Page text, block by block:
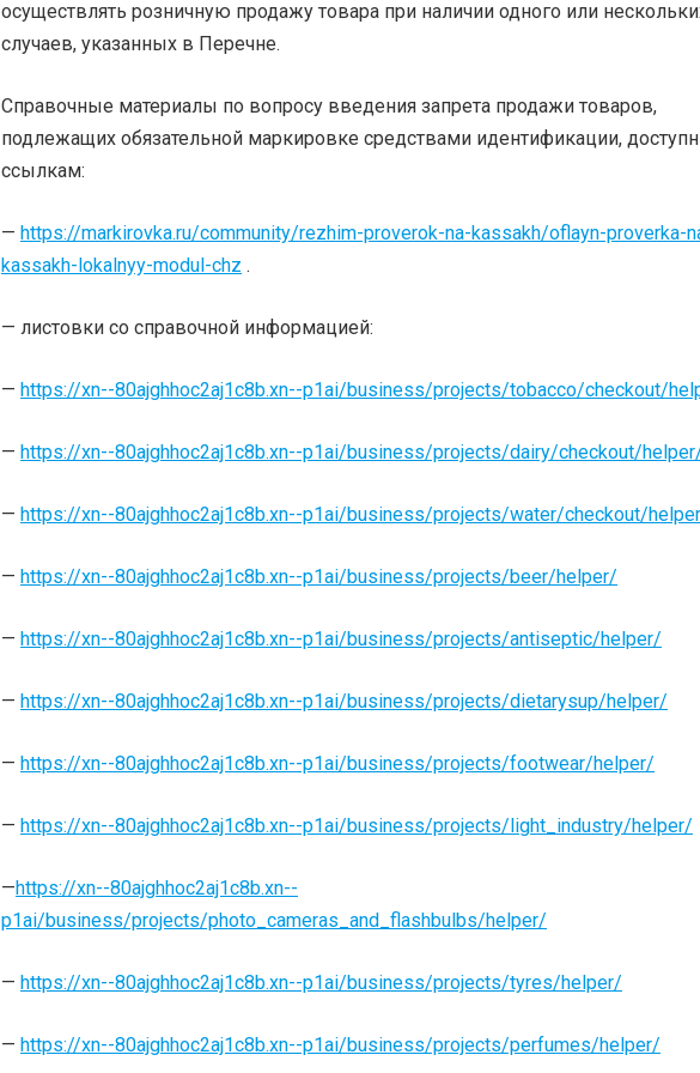
осуществлять розничную продажу товара при наличии одного или
случаев, указанных в Перечне.
Справочные материалы по вопросу введения запрета продажи товаров,
подлежащих обязательной маркировке средствами идентификации,
ссылкам:
— https://markirovka.ru/community/rezhim-proverok-na-kassakh/oflayn-proverka-
kassakh-lokalnyy-modul-chz .
— листовки со справочной информацией:
— https://xn--80ajghhoc2aj1c8b.xn--p1ai/business/projects/tobacco/checkout/
— https://xn--80ajghhoc2aj1c8b.xn--p1ai/business/projects/dairy/checkout/
— https://xn--80ajghhoc2aj1c8b.xn--p1ai/business/projects/water/checkout/
— https://xn--80ajghhoc2aj1c8b.xn--p1ai/business/projects/beer/helper/
— https://xn--80ajghhoc2aj1c8b.xn--p1ai/business/projects/antiseptic/helper/
— https://xn--80ajghhoc2aj1c8b.xn--p1ai/business/projects/dietarysup/helper/
— https://xn--80ajghhoc2aj1c8b.xn--p1ai/business/projects/footwear/helper/
— https://xn--80ajghhoc2aj1c8b.xn--p1ai/business/projects/light_industry/helper/
—https://xn--80ajghhoc2aj1c8b.xn--
p1ai/business/projects/photo_cameras_and_flashbulbs/helper/
— https://xn--80ajghhoc2aj1c8b.xn--p1ai/business/projects/tyres/helper/
— https://xn--80ajghhoc2aj1c8b.xn--p1ai/business/projects/perfumes/helper/